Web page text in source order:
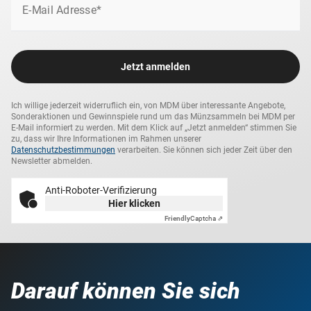
E-Mail Adresse*
Jetzt anmelden
Ich willige jederzeit widerruflich ein, von MDM über interessante Angebote,
Sonderaktionen und Gewinnspiele rund um das Münzsammeln bei MDM per
E-Mail informiert zu werden. Mit dem Klick auf „Jetzt anmelden“ stimmen Sie
zu, dass wir Ihre Informationen im Rahmen unserer
Datenschutzbestimmungen verarbeiten. Sie können sich jeder Zeit über den
Newsletter abmelden.
Anti-Roboter-Verifizierung
Hier klicken
FriendlyCaptcha ⇗
Darauf können Sie sich